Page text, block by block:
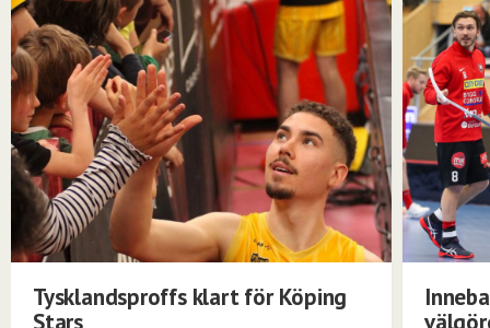
Tysklandsproffs klart för Köping
Stars